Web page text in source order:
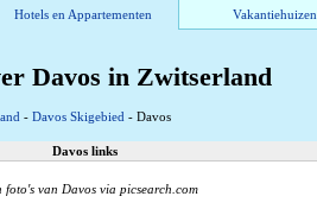
Hotels en Appartementen Vakantiehuizen
Davos in Zwitserland
- Davos Skigebied - Davos
Davos links
van Davos via picsearch.com